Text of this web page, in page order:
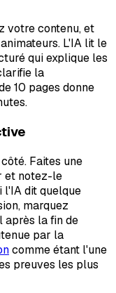
votre contenu, et
L'IA lit le
qui explique les
la
10 pages donne
Faites une
et notez-le
l'IA dit quelque
marquez
après la fin de
par la
comme étant l'une
preuves les plus